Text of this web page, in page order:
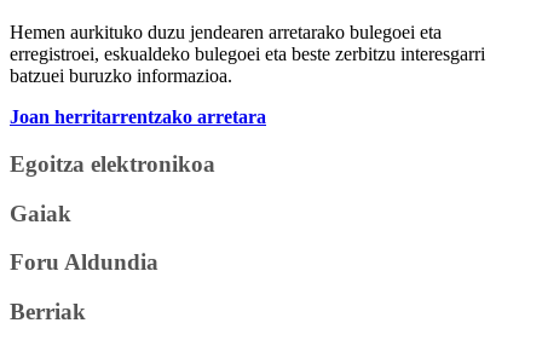
Hemen aurkituko duzu jendearen arretarako bulegoei eta
erregistroei, eskualdeko bulegoei eta beste zerbitzu interesgarri
batzuei buruzko informazioa.
Joan herritarrentzako arretara
Egoitza elektronikoa
Gaiak
Foru Aldundia
Berriak